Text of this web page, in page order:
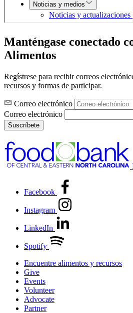
Manténgase conectado
Alimentos
Regístrese para recibir correos
recursos y formas de participar.
Correo electrónico
Correo electrónico
Suscríbete
Facebook
Instagram
LinkedIn
Spotify
Encuentre alimentos y recursos
Give
Events
Volunteer
Advocate
Partner